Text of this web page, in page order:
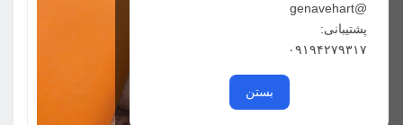
@genavehart
پشتیبانی:
۰۹۱۹۴۲۷۹۳۱۷
بستن